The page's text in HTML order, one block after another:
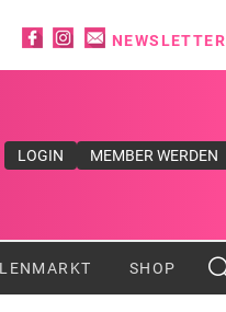
Social iconsNEWSLETTER
LOGIN MEMBER WERDEN
SHOP